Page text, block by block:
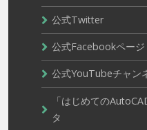
公式Twitter
公式Facebookページ
公式YouTubeチャン
「はじめての
タ